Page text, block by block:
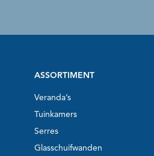
ASSORTIMENT
Veranda’s
Tuinkamers
Serres
Glasschuifwanden